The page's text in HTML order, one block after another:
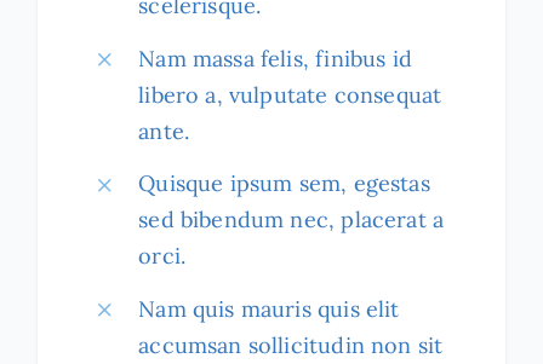
Nam massa felis, finibus id
libero a, vulputate consequat
ante.
Quisque ipsum sem, egestas
sed bibendum nec, placerat a
orci.
Nam quis mauris quis elit
accumsan sollicitudin non sit